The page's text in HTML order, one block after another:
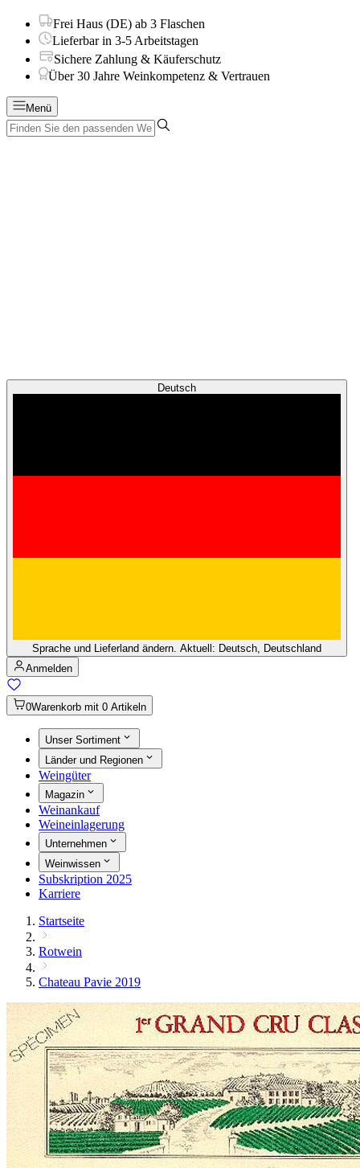
Frei Haus (DE) ab 3 Flaschen
Lieferbar in 3-5 Arbeitstagen
Sichere Zahlung & Käuferschutz
Über 30 Jahre Weinkompetenz & Vertrauen
Menü
Deutsch
Sprache und Lieferland ändern. Aktuell: Deutsch, Deutschland
Anmelden
0Warenkorb mit 0 Artikeln
Unser Sortiment
Länder und Regionen
Weingüter
Magazin
Weinankauf
Weineinlagerung
Unternehmen
Weinwissen
Subskription 2025
Karriere
Startseite
Rotwein
Chateau Pavie 2019